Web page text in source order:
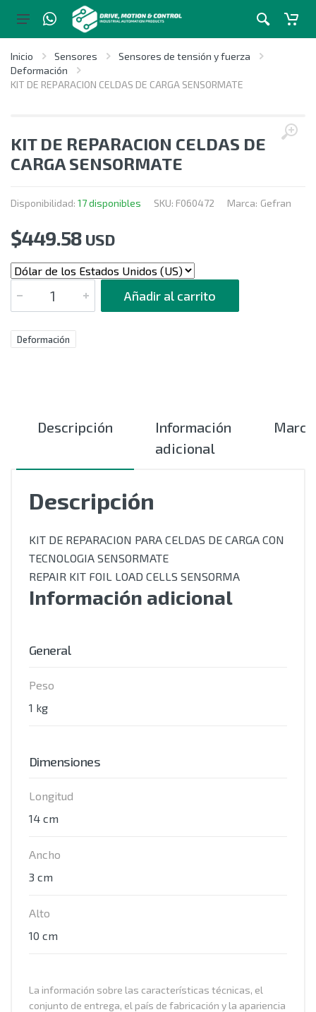
Inicio Sensores
Sensores de tensión y fuerza
Deformación
KIT DE REPARACION CELDAS DE CARGA SENSORMATE
KIT DE REPARACION CELDAS DE
CARGA SENSORMATE
Disponibilidad: 17 disponibles SKU: F060472 Marca: Gefran
$449.58 USD
CANTIDAD
Añadir al carrito
Deformación
Descripción
Información
adicional
Marca
Descripción
KIT DE REPARACION PARA CELDAS DE CARGA CON
TECNOLOGIA SENSORMATE
REPAIR KIT FOIL LOAD CELLS SENSORMA
Información adicional
General
Peso
1 kg
Dimensiones
Longitud
14 cm
Ancho
3 cm
Alto
10 cm
La información sobre las características técnicas, el
conjunto de entrega, el país de fabricación y la apariencia